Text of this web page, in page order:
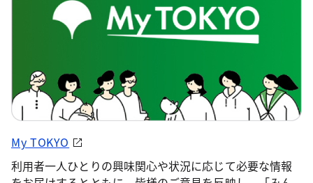
My TOKYO
利用者一人ひとりの興味関心や状況に応じて必要な情報